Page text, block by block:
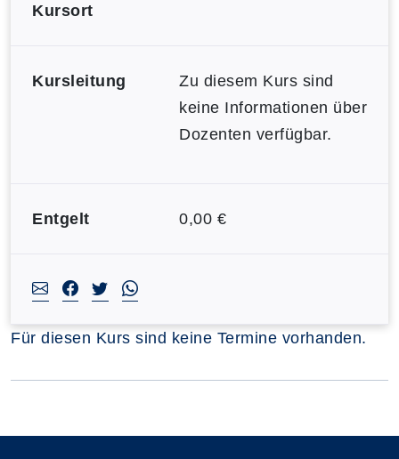
Kursort
Kursleitung
Zu diesem Kurs sind
keine Informationen über
Dozenten verfügbar.
Entgelt 0,00 €
Für diesen Kurs sind keine Termine vorhanden.